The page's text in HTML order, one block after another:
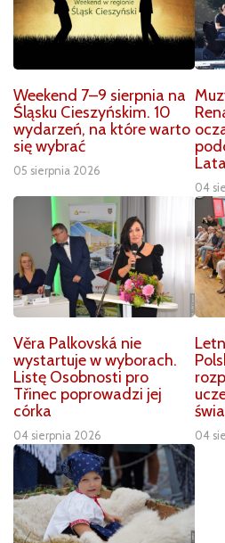
Weekend 7–9 sierpnia na
Śląsku Cieszyńskim. 10
wydarzeń, na które warto
się wybrać
05 sierpnia 2026
04
Věra Palkovská nie
wystartuje w wyborach.
Listę Osobnosti pro
Třinec poprowadzi jej
córka
04 sierpnia 2026 04